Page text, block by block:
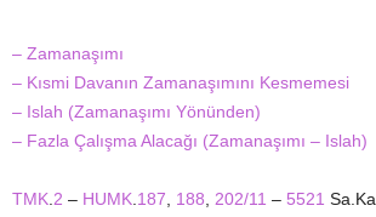
– Zamanaşımı
– Kısmi Davanın Zamanaşımını Kesmemesi
– Islah (Zamanaşımı Yönünden)
– Fazla Çalışma Alacağı (Zamanaşımı – Islah)
TMK 2 – HUMK 187 188 202/11 – 5521 Sa.Ka.